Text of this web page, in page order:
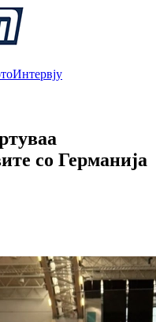
Интервју
со Германија